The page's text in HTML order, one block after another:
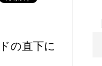
の直下に